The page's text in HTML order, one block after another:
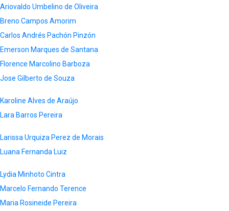
Ariovaldo Umbelino de Oliveira
Breno Campos Amorim
Carlos Andrés Pachón Pinzón
Emerson Marques de Santana
Florence Marcolino Barboza
Jose Gilberto de Souza
Karoline Alves de Araújo
Lara Barros Pereira
Larissa Urquiza Perez de Morais
Luana Fernanda Luiz
Lydia Minhoto Cintra
Marcelo Fernando Terence
Maria Rosineide Pereira